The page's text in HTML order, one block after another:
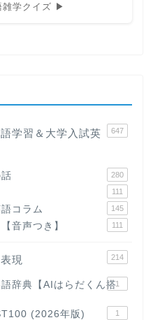
雑学クイズ ▶
学習＆大学入試英
647
280
111
コラム 145
音声つき】 111
現 214
辞典【AIはらだくん搭1
(2026年版) 1